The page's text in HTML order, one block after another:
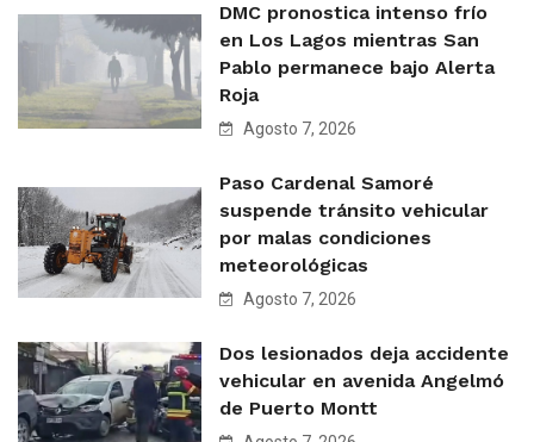
DMC pronostica intenso frío
en Los Lagos mientras San
Pablo permanece bajo Alerta
Roja
Agosto 7, 2026
Paso Cardenal Samoré
suspende tránsito vehicular
por malas condiciones
meteorológicas
Agosto 7, 2026
Dos lesionados deja accidente
vehicular en avenida Angelmó
de Puerto Montt